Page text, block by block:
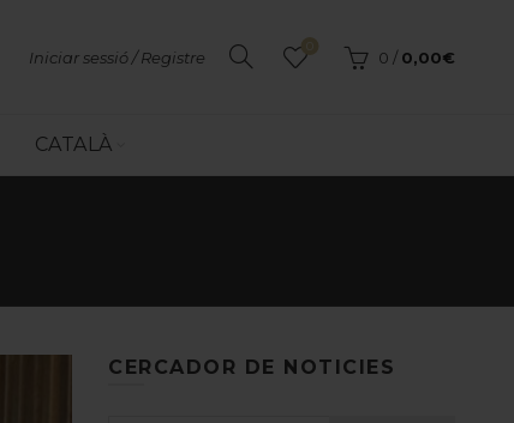
Iniciar sessió / Registre 0 / 0,00€
CATALÀ
CERCADOR DE NOTICIES